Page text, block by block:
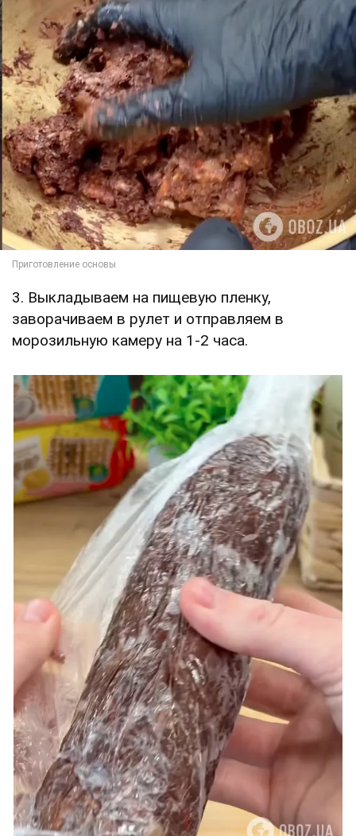
3. Выкладываем на пищевую пленку,
заворачиваем в рулет и отправляем в
морозильную камеру на 1-2 часа.